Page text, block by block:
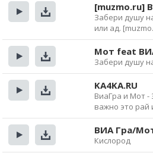
[muzmo.ru]
Забери душу
или ад.
Прослушать
Скачать
Мот feat
Забери душу
KA4KA.RU
ВиаГра и Мот -
важно это рай
ВИА Гра/
Кислород